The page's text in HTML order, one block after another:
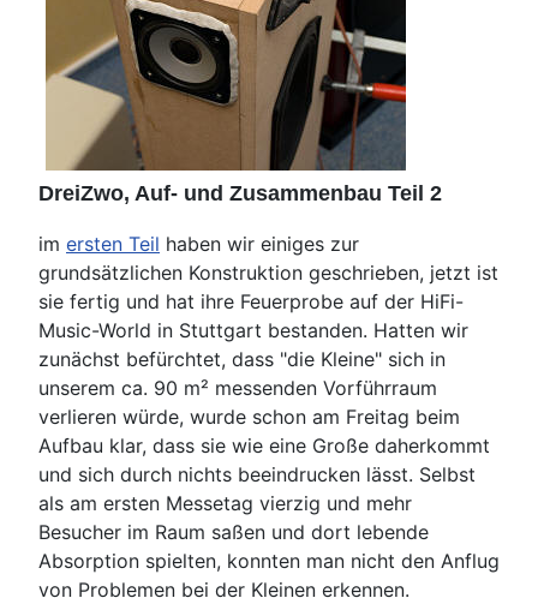
DreiZwo, Auf- und Zusammenbau Teil 2
im ersten Teil haben wir einiges zur
grundsätzlichen Konstruktion geschrieben, jetzt ist
sie fertig und hat ihre Feuerprobe auf der HiFi-
Music-World in Stuttgart bestanden. Hatten wir
zunächst befürchtet, dass "die Kleine" sich in
unserem ca. 90 m² messenden Vorführraum
verlieren würde, wurde schon am Freitag beim
Aufbau klar, dass sie wie eine Große daherkommt
und sich durch nichts beeindrucken lässt. Selbst
als am ersten Messetag vierzig und mehr
Besucher im Raum saßen und dort lebende
Absorption spielten, konnten man nicht den Anflug
von Problemen bei der Kleinen erkennen.